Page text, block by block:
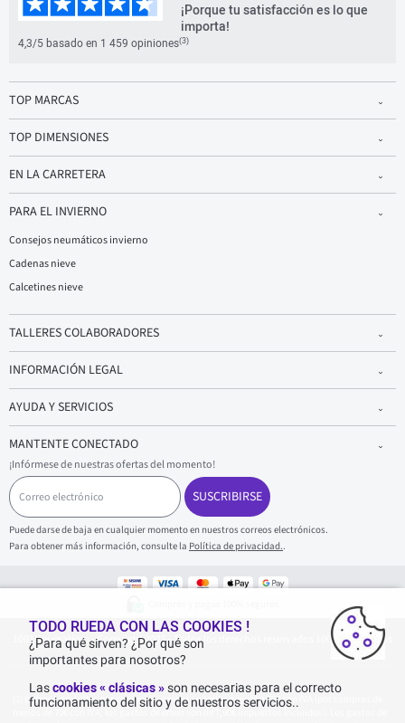
¡Porque tu satisfacción es lo que
importa!
4,3/5 basado en 1 459 opiniones(3)
TOP MARCAS
TOP DIMENSIONES
EN LA CARRETERA
PARA EL INVIERNO
Consejos neumáticos invierno
Cadenas nieve
Calcetines nieve
TALLERES COLABORADORES
INFORMACIÓN LEGAL
AYUDA Y SERVICIOS
MANTENTE CONECTADO
¡Infórmese de nuestras ofertas del momento!
C
o
r
r
e
o
l
SUSCRIBIRSE
Puede darse de baja en cualquier momento en nuestros correos electrónicos.
Para obtener más información, consulte la Política de privacidad..
1001Neumaticos - Copyright 2025 - Todos los derechos reservados 1001Neumaticos
Entrega gratuita: por cualquier compra superior o igual a 70€ con IVA (por compras de
menos de 70€ con IVA, los gastos de envío son de 7,90€ impuestos incluidos). Los gastos de
TODO RUEDA CON LAS COOKIES !
¿Para qué sirven? ¿Por qué son
importantes para nosotros?
Lascookies « clásicas »son necesarias para el correcto
funcionamiento del sitio y de nuestros servicios..